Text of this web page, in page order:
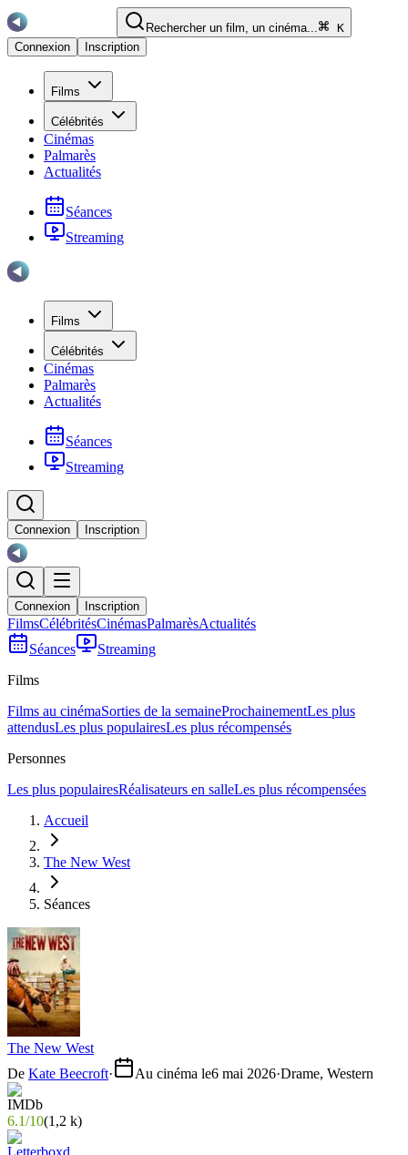
Rechercher un film, un cinéma...
K
Connexion
Inscription
Films
Célébrités
Cinémas
Palmarès
Actualités
Séances
Streaming
Films
Célébrités
Cinémas
Palmarès
Actualités
Séances
Streaming
Connexion Inscription
Connexion Inscription
FilmsCélébritésCinémasPalmarèsActualités
Séances
Streaming
Films
Films au cinémaSorties de la semaineProchainementLes plus
attendusLes plus populairesLes plus récompensés
Personnes
Les plus populairesRéalisateurs en salleLes plus récompensées
Accueil
The New West
Séances
The New West
De Kate Beecroft· Au cinéma le6 mai 2026·Drame, Western
6.1/10(1,2 k)